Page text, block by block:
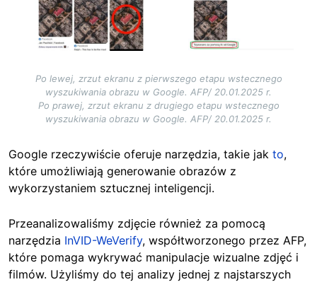
Po lewej, zrzut ekranu z pierwszego etapu wstecznego
wyszukiwania obrazu w Google. AFP/ 20.01.2025 r.
Po prawej, zrzut ekranu z drugiego etapu wstecznego
wyszukiwania obrazu w Google. AFP/ 20.01.2025 r.
Google rzeczywiście oferuje narzędzia, takie jak to,
które umożliwiają generowanie obrazów z
wykorzystaniem sztucznej inteligencji.
Przeanalizowaliśmy zdjęcie również za pomocą
narzędzia InVID-WeVerify, współtworzonego przez AFP,
które pomaga wykrywać manipulacje wizualne zdjęć i
filmów. Użyliśmy do tej analizy jednej z najstarszych